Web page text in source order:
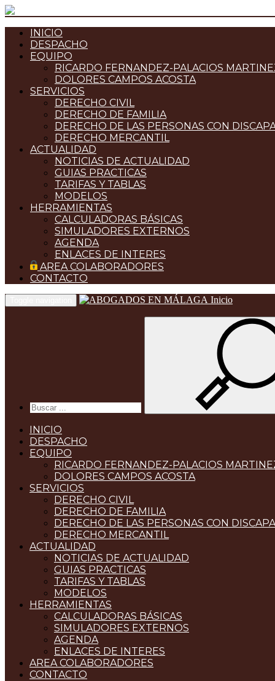
INICIO
DESPACHO
EQUIPO
RICARDO FERNANDEZ-PALACIOS
DOLORES CAMPOS ACOSTA
SERVICIOS
DERECHO CIVIL
DERECHO DE FAMILIA
DERECHO DE LAS PERSONAS CON
DERECHO MERCANTIL
ACTUALIDAD
NOTICIAS DE ACTUALIDAD
GUIAS PRACTICAS
TARIFAS Y TABLAS
MODELOS
HERRAMIENTAS
CALCULADORAS BÁSICAS
SIMULADORES EXTERNOS
AGENDA
ENLACES DE INTERES
AREA COLABORADORES
CONTACTO
Inicio
INICIO
DESPACHO
EQUIPO
RICARDO FERNANDEZ-PALACIOS
DOLORES CAMPOS ACOSTA
SERVICIOS
DERECHO CIVIL
DERECHO DE FAMILIA
DERECHO DE LAS PERSONAS CON
DERECHO MERCANTIL
ACTUALIDAD
NOTICIAS DE ACTUALIDAD
GUIAS PRACTICAS
TARIFAS Y TABLAS
MODELOS
HERRAMIENTAS
CALCULADORAS BÁSICAS
SIMULADORES EXTERNOS
AGENDA
ENLACES DE INTERES
AREA COLABORADORES
CONTACTO